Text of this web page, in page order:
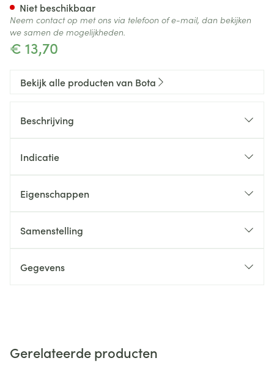
€ 13,70
Niet beschikbaar
Neem contact op met ons via telefoon of e-mail, dan bekijken
we samen de mogelijkheden.
Bekijk alle producten van Bota
Beschrijving
Indicatie
Eigenschappen
Samenstelling
Gegevens
Gerelateerde producten